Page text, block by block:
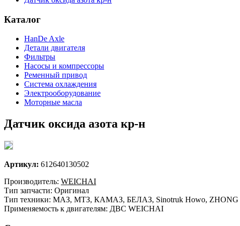
Каталог
HanDe Axle
Детали двигателя
Фильтры
Насосы и компрессоры
Ременный привод
Система охлаждения
Электрооборудование
Моторные масла
Датчик оксида азота кр-н
Артикул: 612640130502
Производитель: WEICHAI
Тип запчасти: Оригинал
Тип техники: МАЗ, МТЗ, КАМАЗ, БЕЛАЗ, Sinotruk Howo, ZHONG
Применяемость к двигателям: ДВС WEICHAI